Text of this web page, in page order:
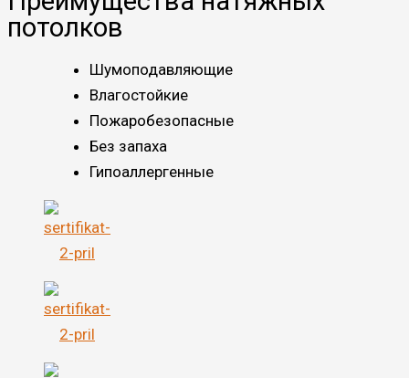
потолков
Шумоподавляющие
Влагостойкие
Пожаробезопасные
Без запаха
Гипоаллергенные